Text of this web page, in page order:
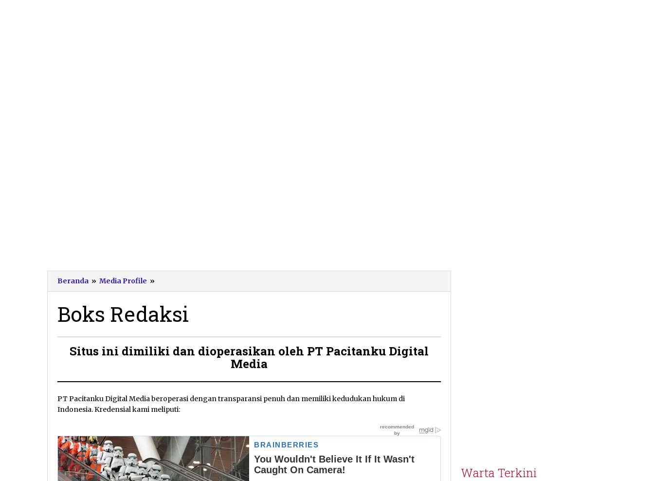
Beranda » Media Profile »
Redaksi
Boks Redaksi
November
Pacitanku
Situs ini dimiliki dan dioperasikan oleh PT Pacitanku Digital
Media
PT Pacitanku Digital Media beroperasi dengan transparansi penuh dan memiliki kedudukan hukum di
Indonesia. Kredensial kami meliputi:
Warta Terkini